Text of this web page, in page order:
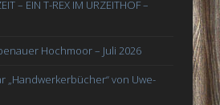
– EIN T-REX IM URZEITHOF –
Hochmoor – Juli 2026
„Handwerkerbücher“ von Uwe-